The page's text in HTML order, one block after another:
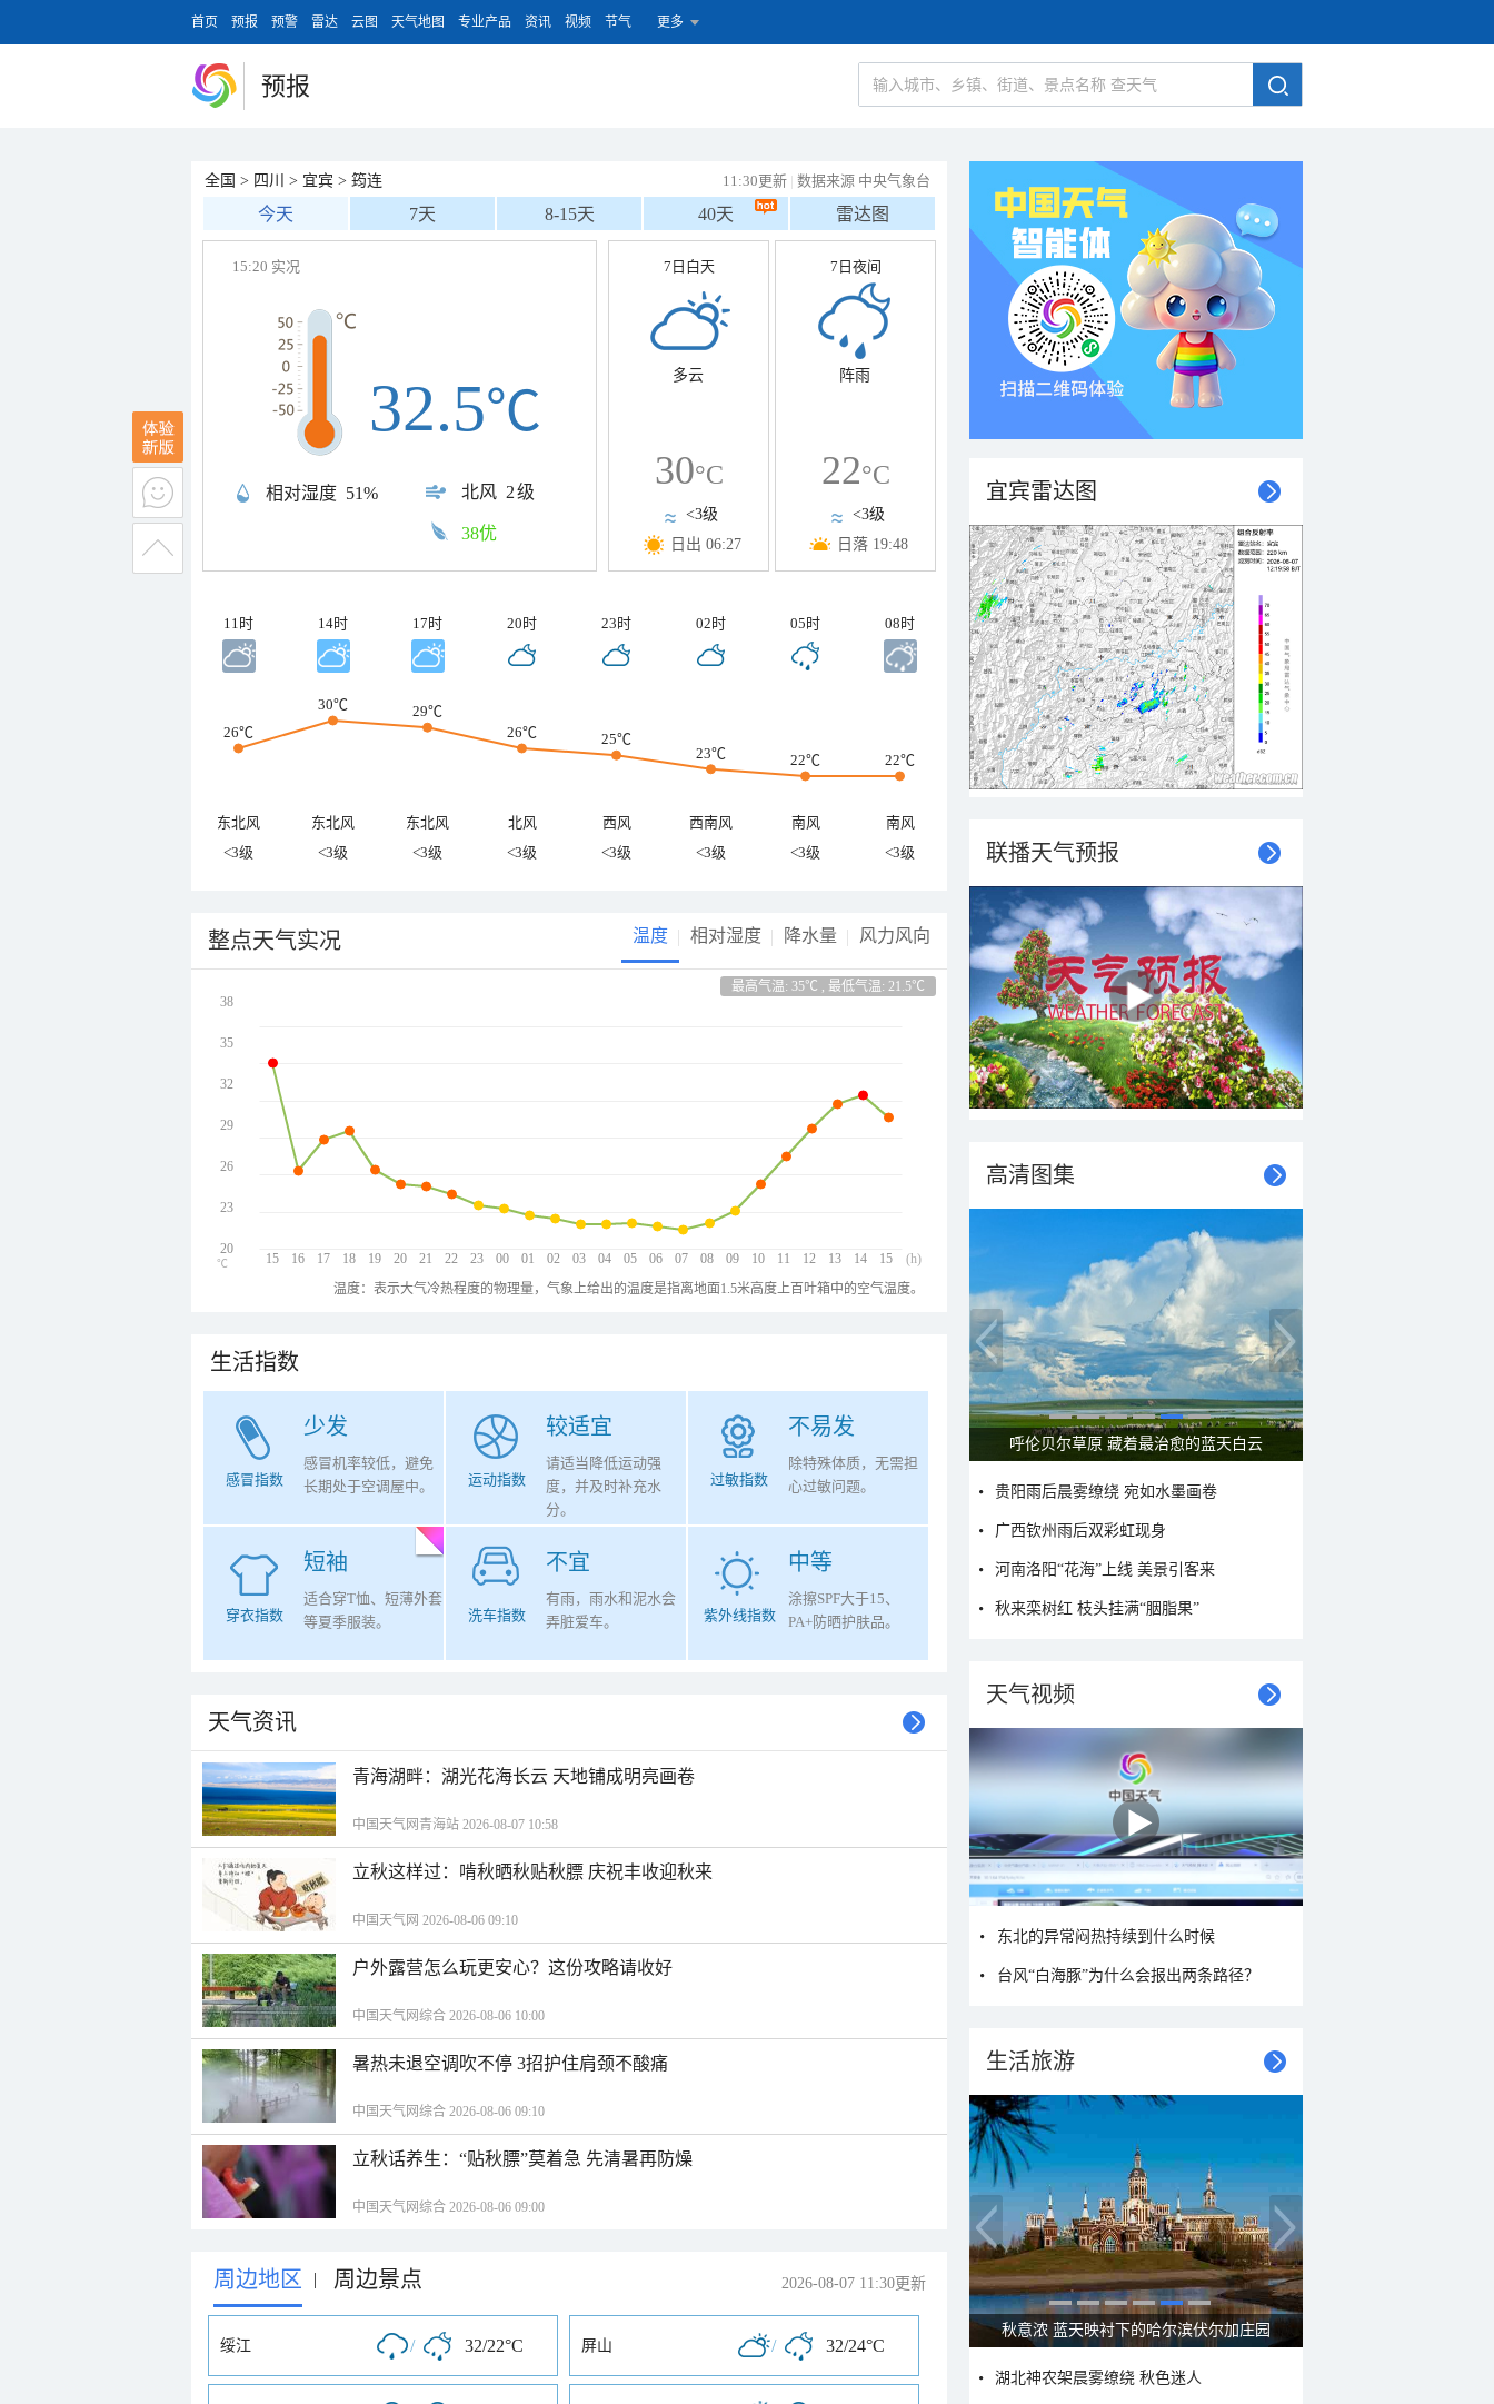
首页 预报 预警 雷达 云图 天气地图 专业产品 资讯 视频 节气 更多
预报
全国 > 四川 > 宜宾 > 筠连 11:30更新 | 数据来源 中央气象台
今天 7天 8-15天 40天 雷达图
15:20 实况
相对湿度 51% 北风 2级
32.5℃
38优
7日白天
多云
30°C
<3级
日出 06:27
7日夜间
阵雨
22°C
<3级
日落 19:48
11时 14时 17时 20时 23时 02时 05时 08时
26℃
30℃
29℃
26℃
25℃
23℃
22℃ 22℃
东北风 东北风 东北风 北风 西风 西南风 南风
南风
<3级
<3级 <3级 <3级 <3级 <3级 <3级 <3级
整点天气实况 温度 相对湿度 降水量 风力风向
最高气温: 35℃ , 最低气温: 21.5℃
15 16 17 18 19 20 21 22 23 00 01 02 03 04 05 06 07 08 09 10 11 12 13 14 15
38
35
32
29
26
23
20
(h)
℃
温度：表示大气冷热程度的物理量，气象上给出的温度是指离地面1.5米高度上百叶箱中的空气温度。
生活指数
少发
感冒指数
感冒机率较低，避免
长期处于空调屋中。
较适宜
运动指数
请适当降低运动强
度，并及时补充水
分。
不易发
过敏指数
除特殊体质，无需担
心过敏问题。
短袖
穿衣指数
适合穿T恤、短薄外套
等夏季服装。
不宜
洗车指数
有雨，雨水和泥水会
弄脏爱车。
中等
紫外线指数
涂擦SPF大于15、
PA+防晒护肤品。
天气资讯
青海湖畔：湖光花海长云 天地铺成明亮画卷
中国天气网青海站 2026-08-07 10:58
立秋这样过：啃秋晒秋贴秋膘 庆祝丰收迎秋来
中国天气网 2026-08-06 09:10
户外露营怎么玩更安心？这份攻略请收好
中国天气网综合 2026-08-06 10:00
暑热未退空调吹不停 3招护住肩颈不酸痛
中国天气网综合 2026-08-06 09:10
立秋话养生：“贴秋膘”莫着急 先清暑再防燥
中国天气网综合 2026-08-06 09:00
周边地区 | 周边景点 2026-08-07 11:30更新
绥江 / 32/22°C 屏山 / 32/24°C
宜宾雷达图
联播天气预报
高清图集
呼伦贝尔草原 藏着最治愈的蓝天白云
贵阳雨后晨雾缭绕 宛如水墨画卷
广西钦州雨后双彩虹现身
河南洛阳“花海”上线 美景引客来
秋来栾树红 枝头挂满“胭脂果”
天气视频
东北的异常闷热持续到什么时候
台风“白海豚”为什么会报出两条路径？
生活旅游
秋意浓 蓝天映衬下的哈尔滨伏尔加庄园
湖北神农架晨雾缭绕 秋色迷人